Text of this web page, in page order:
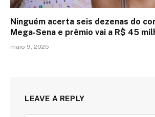
Ninguém acerta seis dezenas do
Mega-Sena e prêmio vai a R$ 45
maio 9, 2025
LEAVE A REPLY